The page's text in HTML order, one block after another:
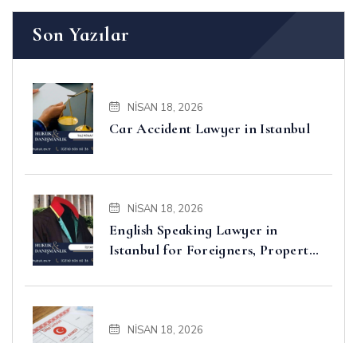
Son Yazılar
NISAN 18, 2026
Car Accident Lawyer in Istanbul
NISAN 18, 2026
English Speaking Lawyer in
Istanbul for Foreigners, Property,
NISAN 18, 2026